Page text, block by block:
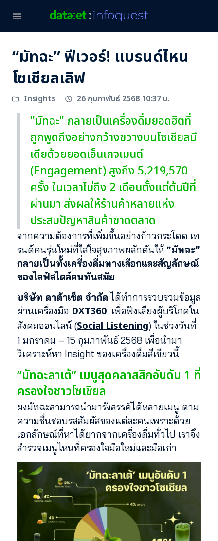
“มัทฉะ” ฟีเวอร์! แบรนด์ไหน
โซเชียลเลิฟ
Insights 26 กุมภาพันธ์ 2568 10:37 น.
"มัทฉะ" กลายเป็นเครื่องดื่มยอดฮิตที่
ถูกพูดถึงอย่างกว้างขวางบนโซเชียลมี
เดียด้วยยอดเอ็นเกจเมนต์
(Engagement) สูงถึง 5,219,570
ครั้ง ในเวลาไม่ถึง 2 เดือนตั้งแต่ต้นปีที่
ผ่านมา ส่งผลให้ร้านค้าหลายแห่ง
ประสบปัญหาสินค้าขาดตลาด
จากความต้องการที่เพิ่มขึ้นอย่างก้าวกระโดด เท
รนด์คนรุ่นใหม่ที่ใส่ใจสุขภาพผลักดันให้ “มัทฉะ”
กลายเป็นทั้งเครื่องดื่มทางเลือกและสัญลักษณ์
ของไลฟ์สไตล์คนทันสมัย
บริษัท ดาต้าเซ็ต จำกัด ได้ทำการรวบรวมข้อมูล
ผ่านเครื่องมือ DXT360 เพื่อฟังเสียงผู้บริโภคใน
สังคมออนไลน์ (Social Listening) ในช่วงวันที่
1 มกราคม – 15 กุมภาพันธ์ 2568 เพื่อนำมา
วิเคราะห์หา Insight ของเครื่องดื่มสีเขียวนี้
“มัทฉะลาเต้” เมนูสุดคลาสสิกอันดับ 1 ที่
ครองใจชาวโซเชียล
ผงมัทฉะสามารถนำมารังสรรค์ได้หลายเมนู ตาม
ความชื่นชอบรสสัมผัสของแต่ละคนเพราะด้วย
เอกลักษณ์ที่หาได้ยากจากเครื่องดื่มทั่วไป เราจึง
สำรวจเมนูไหนที่ครองใจมือใหม่และมือเก่า